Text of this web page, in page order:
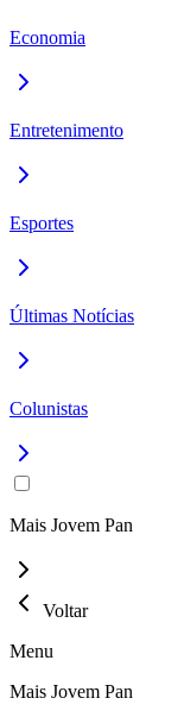
Economia
Entretenimento
Esportes
Últimas Notícias
Colunistas
Mais Jovem Pan
Voltar
Menu
Mais Jovem Pan